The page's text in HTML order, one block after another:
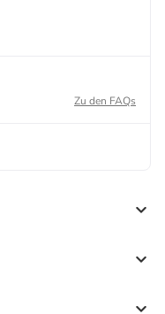
Zu den FAQs